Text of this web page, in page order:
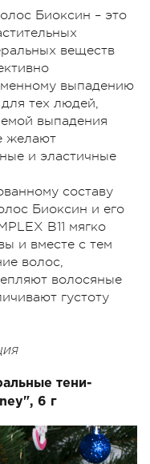
Биоксин – это
веществ
выпадению
тех людей,
выпадения
желают
и эластичные
составу
Биоксин и его
B11 мягко
и вместе с тем
волос,
волосяные
густоту
тени-
6 г